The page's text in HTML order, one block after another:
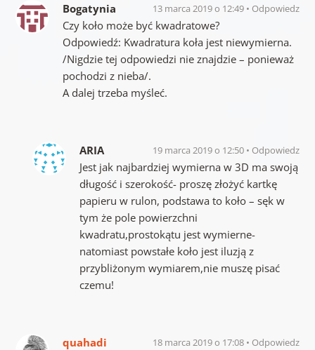
Bogatynia 13 marca 2019 o 12:49 Odpowiedz
Czy koło może być kwadratowe?
Odpowiedź: Kwadratura koła jest niewymierna.
/Nigdzie tej odpowiedzi nie znajdzie – ponieważ
pochodzi z nieba/.
A dalej trzeba myśleć.
ARIA 19 marca 2019 o 12:50 Odpowiedz
Jest jak najbardziej wymierna w 3D ma swoją
długość i szerokość- proszę złożyć kartkę
papieru w rulon, podstawa to koło – sęk w
tym że pole powierzchni
kwadratu,prostokątu jest wymierne-
natomiast powstałe koło jest iluzją z
przybliżonym wymiarem,nie muszę pisać
czemu!
quahadi 18 marca 2019 o 17:08 Odpowiedz